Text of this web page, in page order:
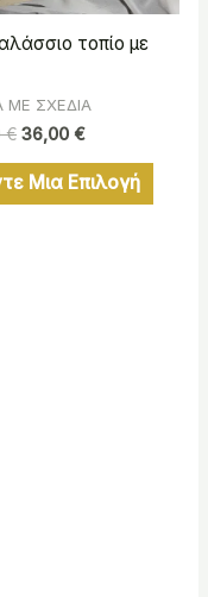
τοπίο με
ΜΕ ΣΧΕΔΙΑ
€ 36,00 €
Μια Επιλογή